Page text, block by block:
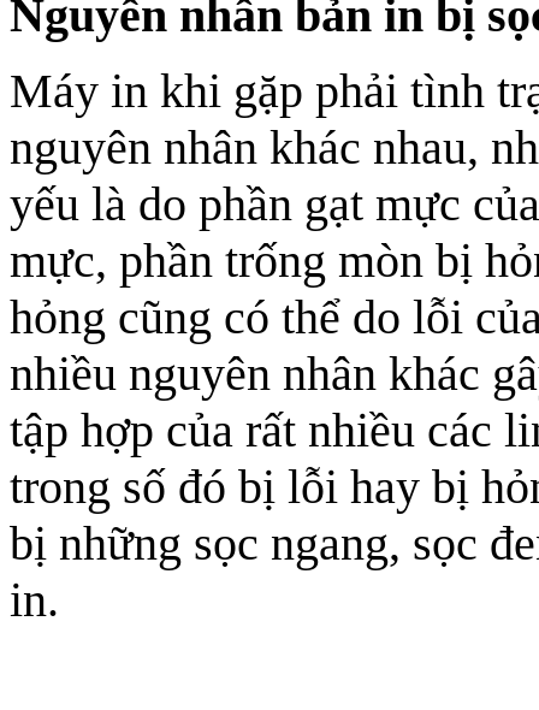
Nguyên nhân bản in bị
Máy in khi gặp phải tình
nguyên nhân khác nhau,
yếu là do phần gạt mực
mực, phần trống mòn bị
hỏng cũng có thể do lỗi
nhiều nguyên nhân khác
tập hợp của rất nhiều các
trong số đó bị lỗi hay bị
bị những sọc ngang, sọc
in.